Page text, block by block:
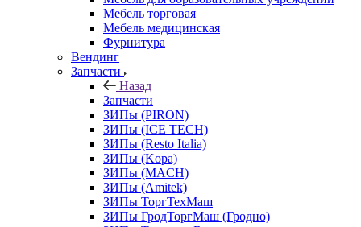
Мебель торговая
Мебель медицинская
Фурнитура
Вендинг
Запчасти
Назад
Запчасти
ЗИПы (PIRON)
ЗИПы (ICE TECH)
ЗИПы (Resto Italia)
ЗИПы (Kopa)
ЗИПы (MACH)
ЗИПы (Amitek)
ЗИПы ТоргТехМаш
ЗИПы ГродТоргМаш (Гродно)